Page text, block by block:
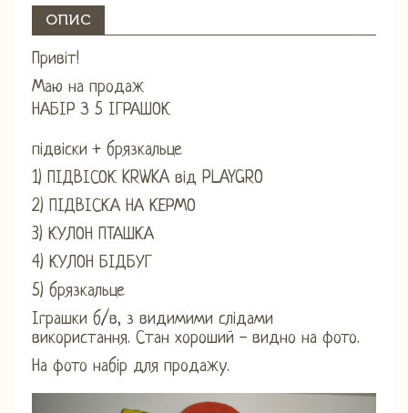
ОПИС
Привіт!
Маю на продаж
НАБІР З 5 ІГРАШОК
підвіски + брязкальце
1) ПІДВІСОК KRWKA від PLAYGRO
2) ПІДВІСКА НА КЕРМО
3) КУЛОН ПТАШКА
4) КУЛОН БІДБУГ
5) брязкальце
Іграшки б/в, з видимими слідами
використання. Стан хороший - видно на фото.
На фото набір для продажу.